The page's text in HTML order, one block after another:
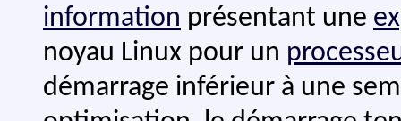
information présentant une
noyau Linux pour un
démarrage inférieur à une